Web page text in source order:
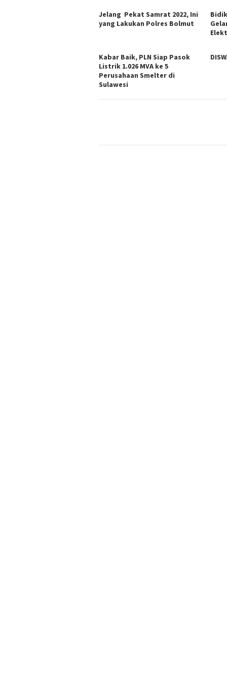
Jelang Pekat Samrat 2022, Ini
yang Lakukan Polres Bolmut
Kabar Baik, PLN Siap Pasok
Listrik 1.026 MVA ke 5
Perusahaan Smelter di
Sulawesi